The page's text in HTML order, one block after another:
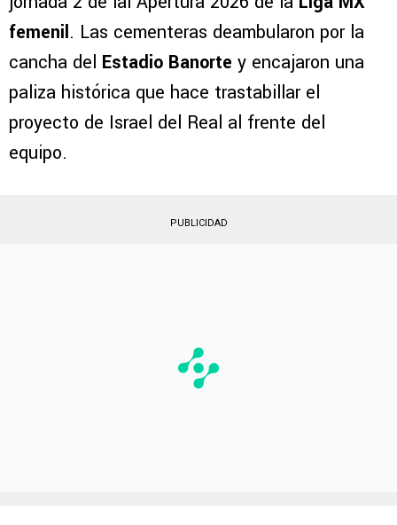
femenil. Las cementeras deambularon por la
cancha del Estadio Banorte y encajaron una
paliza histórica que hace trastabillar el
proyecto de Israel del Real al frente del
equipo.
PUBLICIDAD